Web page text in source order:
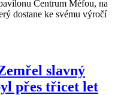
Centrum Méfou, na
dostane ke svému výročí
slavný
přes třicet let